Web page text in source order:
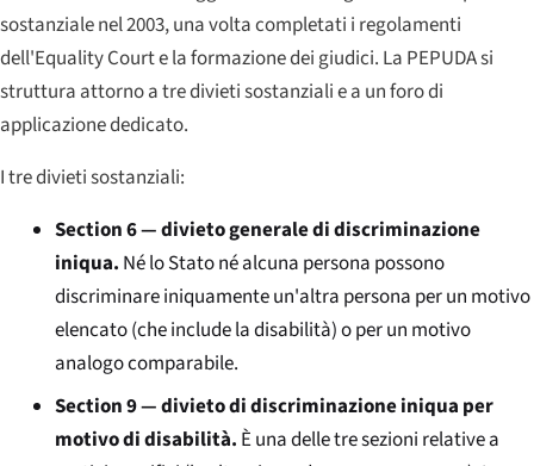
sostanziale nel 2003, una volta completati i regolamenti
dell'Equality Courte la formazione dei giudici. La PEPUDA si
struttura attorno a tre divieti sostanziali e a un foro di
applicazione dedicato.
I tre divieti sostanziali:
Section 6 — divieto generale di discriminazione
iniqua. Né lo Stato né alcuna persona possono
discriminare iniquamente un'altra persona per un motivo
elencato (che include la disabilità) o per un motivo
analogo comparabile.
Section 9 — divieto di discriminazione iniqua per
motivo di disabilità. È una delle tre sezioni relative a